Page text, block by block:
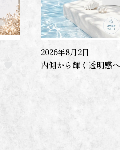
2026年8月2日
内側から輝く透明感へ